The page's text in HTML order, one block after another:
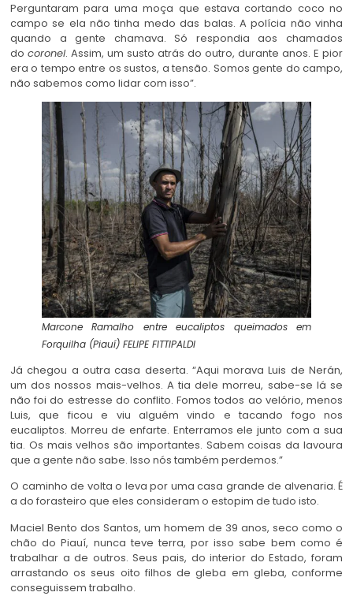
Perguntaram para uma moça que estava cortando coco no
campo se ela não tinha medo das balas. A polícia não vinha
quando a gente chamava. Só respondia aos chamados
do coronel. Assim, um susto atrás do outro, durante anos. E pior
era o tempo entre os sustos, a tensão. Somos gente do campo,
não sabemos como lidar com isso”.
Marcone Ramalho entre eucaliptos queimados em
Forquilha (Piauí) FELIPE FITTIPALDI
Já chegou a outra casa deserta. “Aqui morava Luis de Nerán,
um dos nossos mais-velhos. A tia dele morreu, sabe-se lá se
não foi do estresse do conflito. Fomos todos ao velório, menos
Luis, que ficou e viu alguém vindo e tacando fogo nos
eucaliptos. Morreu de enfarte. Enterramos ele junto com a sua
tia. Os mais velhos são importantes. Sabem coisas da lavoura
que a gente não sabe. Isso nós também perdemos.”
O caminho de volta o leva por uma casa grande de alvenaria. É
a do forasteiro que eles consideram o estopim de tudo isto.
Maciel Bento dos Santos, um homem de 39 anos, seco como o
chão do Piauí, nunca teve terra, por isso sabe bem como é
trabalhar a de outros. Seus pais, do interior do Estado, foram
arrastando os seus oito filhos de gleba em gleba, conforme
conseguissem trabalho.